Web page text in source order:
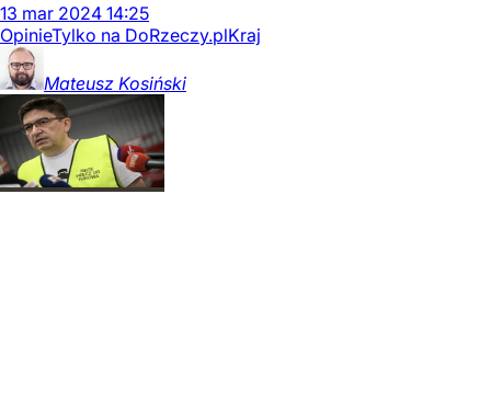
13 mar 2024 14:25
OpinieTylko na DoRzeczy.plKraj
Mateusz Kosiński